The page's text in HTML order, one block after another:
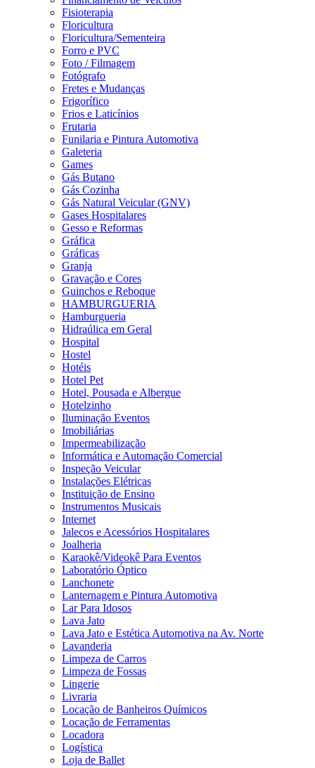
Fisioterapia
Floricultura
Floricultura/Sementeira
Forro e PVC
Foto / Filmagem
Fotógrafo
Fretes e Mudanças
Frigorífico
Frios e Laticínios
Frutaria
Funilaria e Pintura Automotiva
Galeteria
Games
Gás Butano
Gás Cozinha
Gás Natural Veicular (GNV)
Gases Hospitalares
Gesso e Reformas
Gráfica
Gráficas
Granja
Gravação e Cores
Guinchos e Reboque
HAMBURGUERIA
Hamburgueria
Hidraúlica em Geral
Hospital
Hostel
Hotéis
Hotel Pet
Hotel, Pousada e Albergue
Hotelzinho
Iluminação Eventos
Imobiliárias
Impermeabilização
Informática e Automação Comercial
Inspeção Veicular
Instalações Elétricas
Instituição de Ensino
Instrumentos Musicais
Internet
Jalecos e Acessórios Hospitalares
Joalheria
Karaokê/Videokê Para Eventos
Laboratório Óptico
Lanchonete
Lanternagem e Pintura Automotiva
Lar Para Idosos
Lava Jato
Lava Jato e Estética Automotiva na Av. Norte
Lavanderia
Limpeza de Carros
Limpeza de Fossas
Lingerie
Livraria
Locação de Banheiros Químicos
Locação de Ferramentas
Locadora
Logística
Loja de Ballet